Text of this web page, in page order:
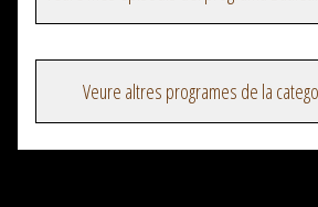
Veure altres programes de la